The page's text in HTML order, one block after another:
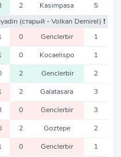
2 Kasimpasa
5
(старый - Volkan Demirel) ❗️
0 Genclerbir 1
0 Kocaelispo 1
2 Genclerbir 2
2 Galatasara 3
0 Genclerbir 3
2 Goztepe 2
0 Genclerbir 1